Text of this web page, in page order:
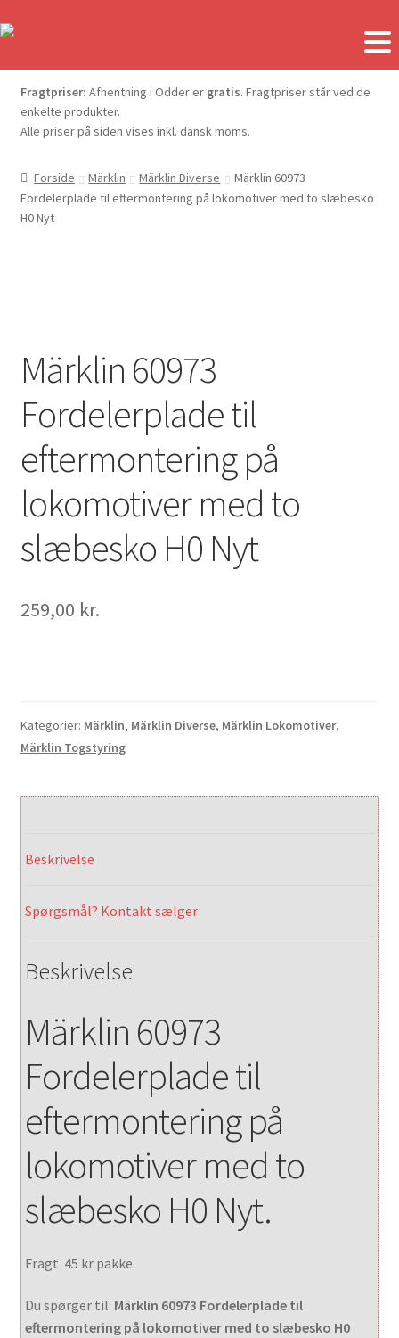
Fragtpriser: Afhentning i Odder er gratis. Fragtpriser står ved de
enkelte produkter.
Alle priser på siden vises inkl. dansk moms.
Forside Märklin Märklin Diverse
Märklin 60973
Fordelerplade til eftermontering på lokomotiver med to slæbesko
H0 Nyt
Märklin 60973
Fordelerplade til
eftermontering på
lokomotiver med to
slæbesko H0 Nyt
259,00 kr.
Kategorier: Märklin, Märklin Diverse, Märklin Lokomotiver,
Märklin Togstyring
Beskrivelse
Spørgsmål? Kontakt sælger
Beskrivelse
Märklin 60973
Fordelerplade til
eftermontering på
lokomotiver med to
slæbesko H0 Nyt.
Fragt 45 kr pakke.
Du spørger til: Märklin 60973 Fordelerplade til
eftermontering på lokomotiver med to slæbesko H0